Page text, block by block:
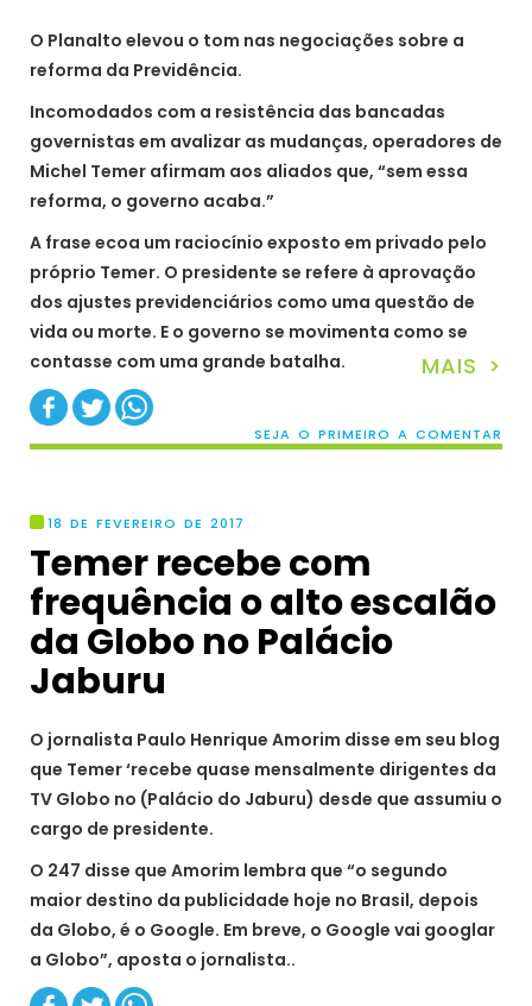
O Planalto elevou o tom nas negociações sobre a
reforma da Previdência.
Incomodados com a resistência das bancadas
governistas em avalizar as mudanças, operadores de
Michel Temer afirmam aos aliados que, “sem essa
reforma, o governo acaba.”
A frase ecoa um raciocínio exposto em privado pelo
próprio Temer. O presidente se refere à aprovação
dos ajustes previdenciários como uma questão de
vida ou morte. E o governo se movimenta como se
contasse com uma grande batalha.
MAIS >
SEJA O PRIMEIRO A COMENTAR
18 DE FEVEREIRO DE 2017
Temer recebe com
frequência o alto escalão
da Globo no Palácio
Jaburu
O jornalista Paulo Henrique Amorim disse em seu blog
que Temer ‘recebe quase mensalmente dirigentes da
TV Globo no (Palácio do Jaburu) desde que assumiu o
cargo de presidente.
O 247 disse que Amorim lembra que “o segundo
maior destino da publicidade hoje no Brasil, depois
da Globo, é o Google. Em breve, o Google vai googlar
a Globo”, aposta o jornalista..